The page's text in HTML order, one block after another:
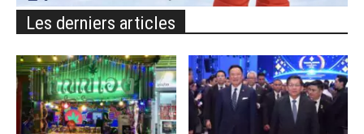
Les derniers articles